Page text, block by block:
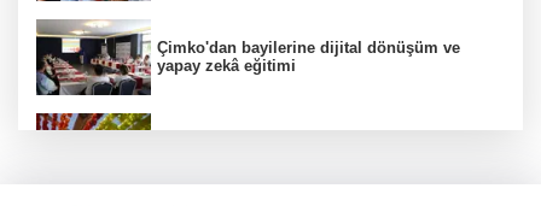
Çimko'dan bayilerine dijital dönüşüm ve
yapay zekâ eğitimi